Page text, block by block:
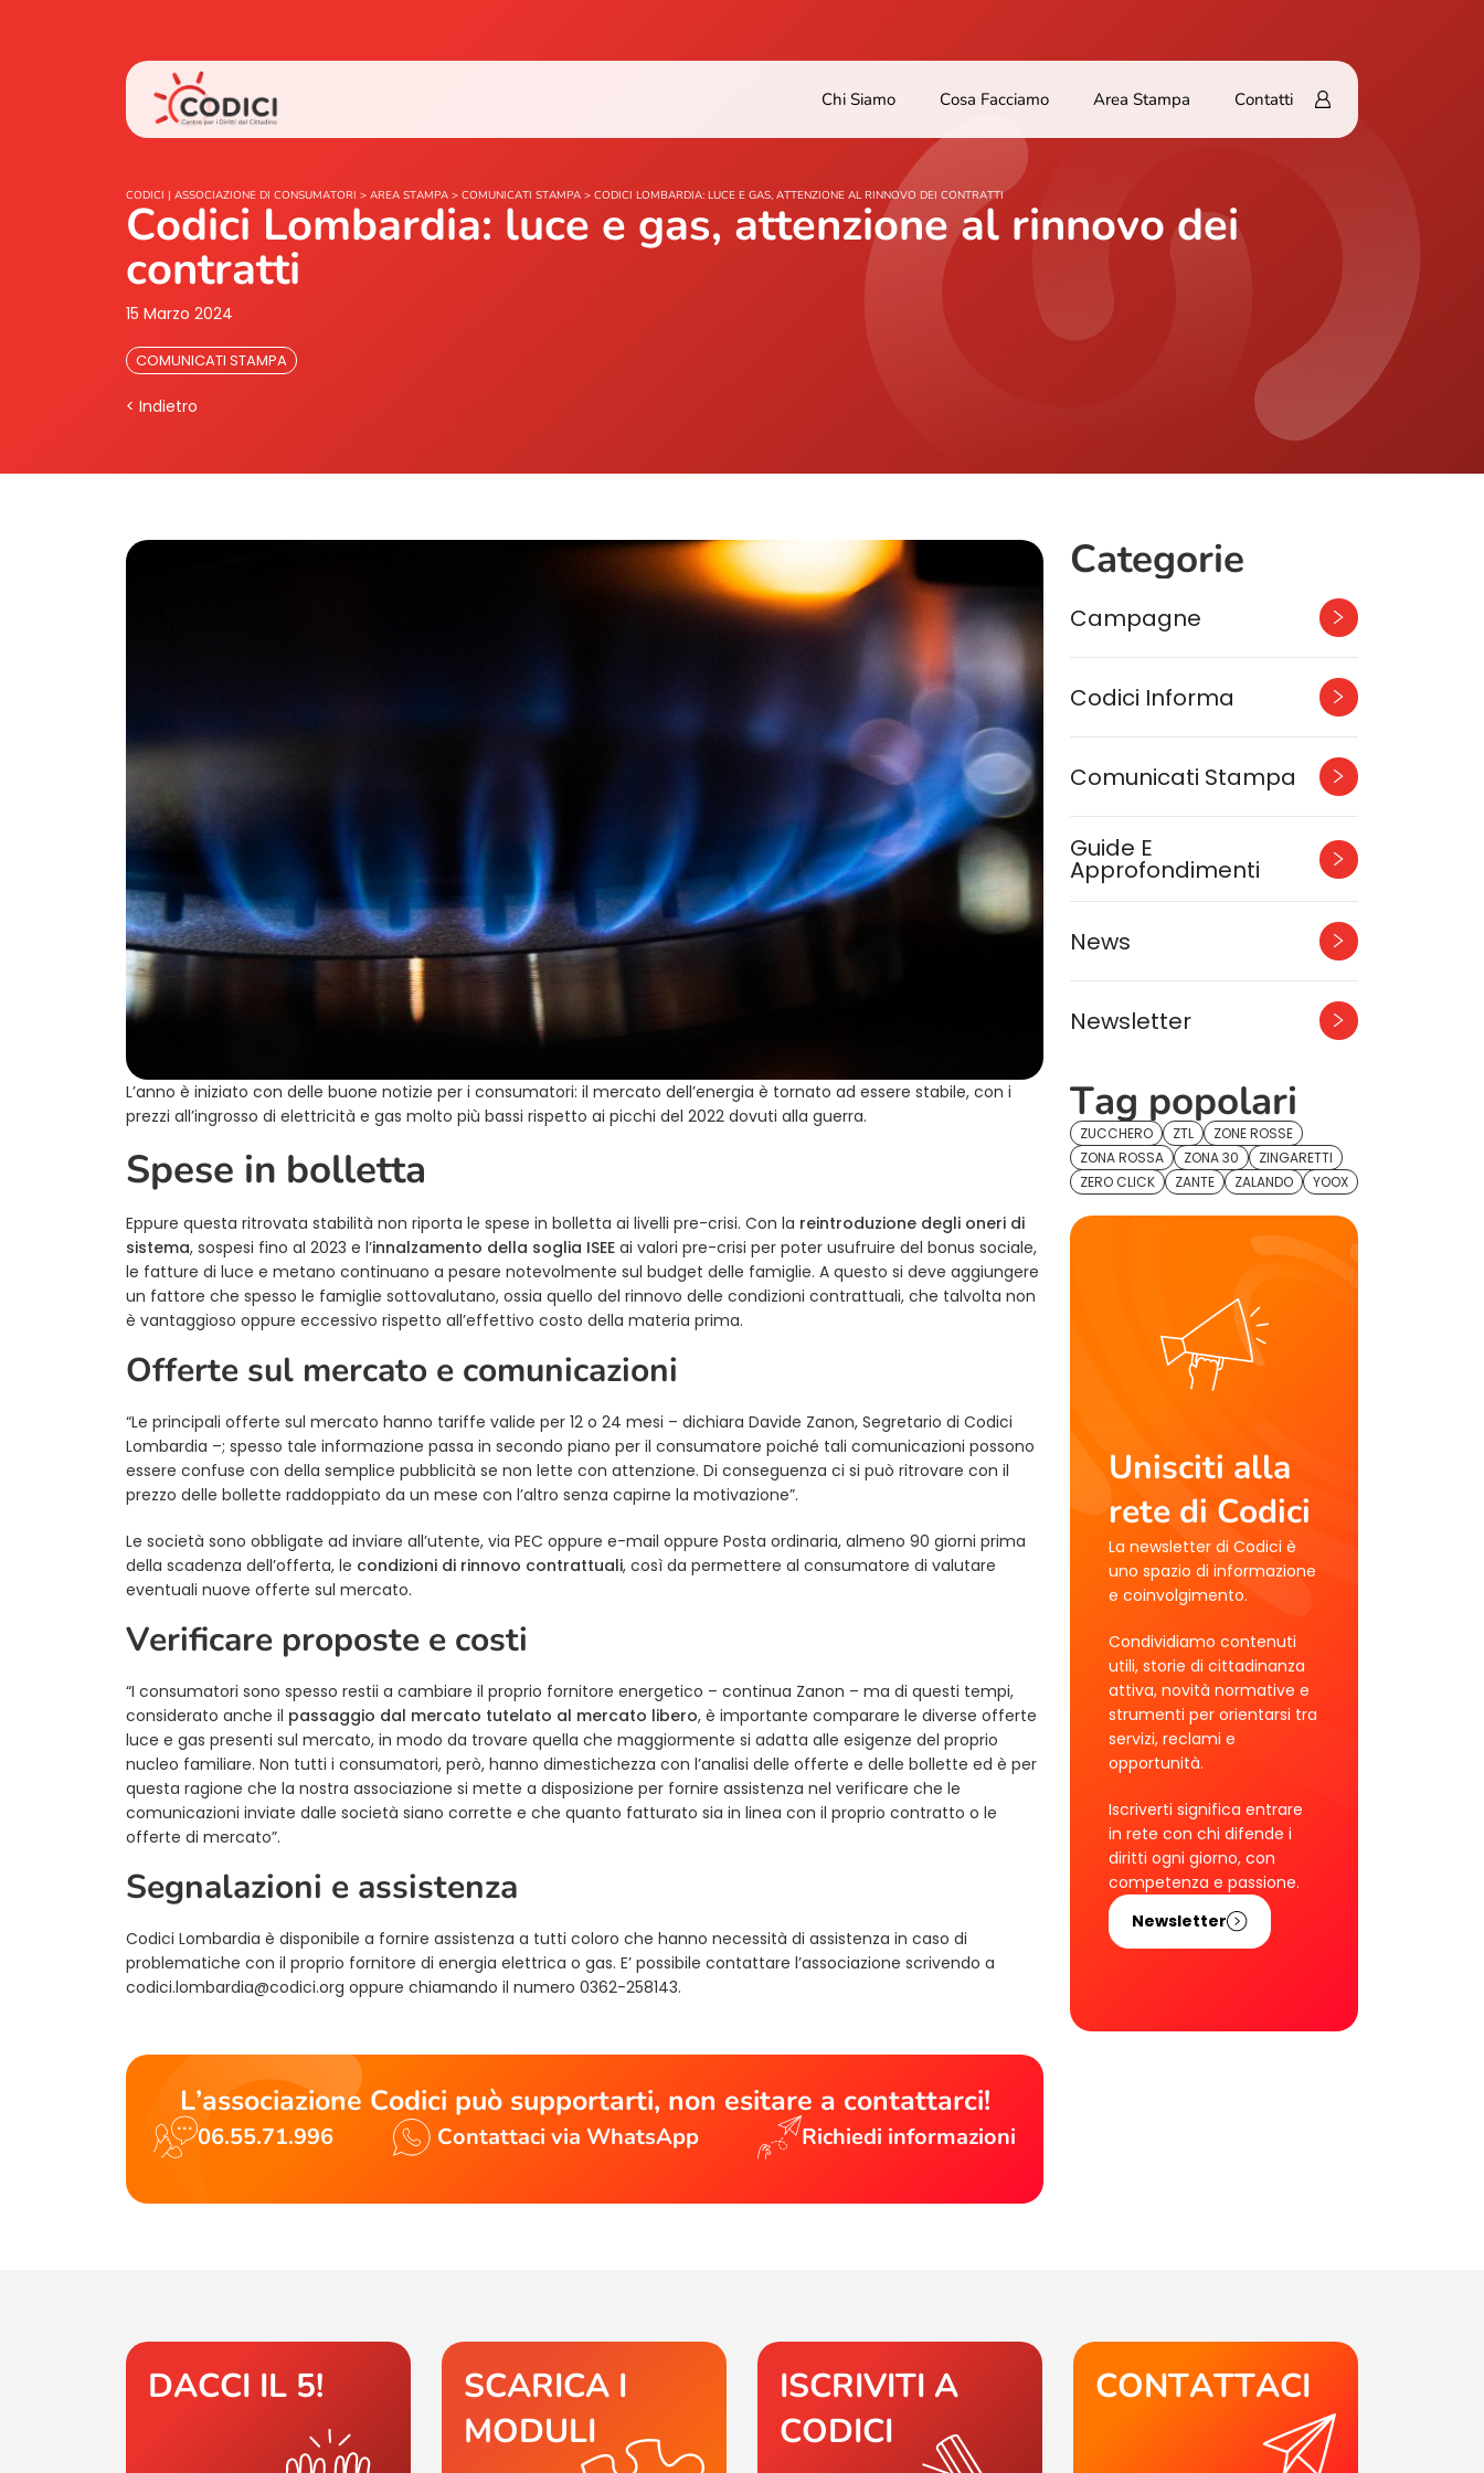
Chi Siamo Cosa Facciamo Area Stampa Contatti
CODICI | ASSOCIAZIONE DI CONSUMATORI > AREA STAMPA > COMUNICATI STAMPA > CODICI LOMBARDIA: LUCE E GAS, ATTENZIONE AL RINNOVO DEI CONTRATTI
Codici Lombardia: luce e gas, attenzione al rinnovo dei
contratti
15 Marzo 2024
COMUNICATI STAMPA
< Indietro
L’anno è iniziato con delle buone notizie per i consumatori: il mercato dell’energia è tornato ad essere stabile, con i
prezzi all’ingrosso di elettricità e gas molto più bassi rispetto ai picchi del 2022 dovuti alla guerra.
Spese in bolletta
Eppure questa ritrovata stabilità non riporta le spese in bolletta ai livelli pre-crisi. Con la reintroduzione degli oneri di
sistema, sospesi fino al 2023 e l’innalzamento della soglia ISEE ai valori pre-crisi per poter usufruire del bonus sociale,
le fatture di luce e metano continuano a pesare notevolmente sul budget delle famiglie. A questo si deve aggiungere
un fattore che spesso le famiglie sottovalutano, ossia quello del rinnovo delle condizioni contrattuali, che talvolta non
è vantaggioso oppure eccessivo rispetto all’effettivo costo della materia prima.
Offerte sul mercato e comunicazioni
“Le principali offerte sul mercato hanno tariffe valide per 12 o 24 mesi – dichiara Davide Zanon, Segretario di Codici
Lombardia –; spesso tale informazione passa in secondo piano per il consumatore poiché tali comunicazioni possono
essere confuse con della semplice pubblicità se non lette con attenzione. Di conseguenza ci si può ritrovare con il
prezzo delle bollette raddoppiato da un mese con l’altro senza capirne la motivazione”.
Le società sono obbligate ad inviare all’utente, via PEC oppure e-mail oppure Posta ordinaria, almeno 90 giorni prima
della scadenza dell’offerta, le condizioni di rinnovo contrattuali, così da permettere al consumatore di valutare
eventuali nuove offerte sul mercato.
Verificare proposte e costi
“I consumatori sono spesso restii a cambiare il proprio fornitore energetico – continua Zanon – ma di questi tempi,
considerato anche il passaggio dal mercato tutelato al mercato libero, è importante comparare le diverse offerte
luce e gas presenti sul mercato, in modo da trovare quella che maggiormente si adatta alle esigenze del proprio
nucleo familiare. Non tutti i consumatori, però, hanno dimestichezza con l’analisi delle offerte e delle bollette ed è per
questa ragione che la nostra associazione si mette a disposizione per fornire assistenza nel verificare che le
comunicazioni inviate dalle società siano corrette e che quanto fatturato sia in linea con il proprio contratto o le
offerte di mercato”.
Segnalazioni e assistenza
Codici Lombardia è disponibile a fornire assistenza a tutti coloro che hanno necessità di assistenza in caso di
problematiche con il proprio fornitore di energia elettrica o gas. E’ possibile contattare l’associazione scrivendo a
codici.lombardia@codici.org oppure chiamando il numero 0362-258143.
L’associazione Codici può supportarti, non esitare a contattarci!
06.55.71.996 Contattaci via WhatsApp Richiedi informazioni
Categorie
Campagne
Codici Informa
Comunicati Stampa
Guide E
Approfondimenti
News
Newsletter
Tag popolari
ZUCCHERO ZTL
ZONE ROSSE
ZONA ROSSA
ZONA 30
ZINGARETTI
ZERO CLICK
ZANTE ZALANDO YOOX
Unisciti alla
rete di Codici
La newsletter di Codici è
uno spazio di informazione
e coinvolgimento.
Condividiamo contenuti
utili, storie di cittadinanza
attiva, novità normative e
strumenti per orientarsi tra
servizi, reclami e
opportunità.
Iscriverti significa entrare
in rete con chi difende i
diritti ogni giorno, con
competenza e passione.
Newsletter
DACCI IL 5!
SCARICA I
MODULI
ISCRIVITI A
CODICI
CONTATTACI